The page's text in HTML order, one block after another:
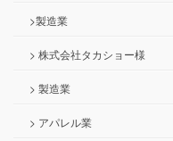
>製造業
> 株式会社タカショー様
> 製造業
> アパレル業